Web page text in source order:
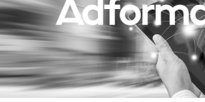
Menu
Home
9 sept: GenAI-training
12 nov: MarketingLive!
Adverteren